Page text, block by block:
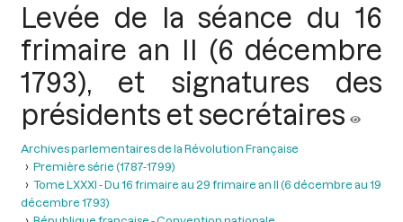
Levée de la séance du 16
frimaire an II (6 décembre
1793), et signatures des
présidents et secrétaires
Archives parlementaires de la Révolution Française
Première série (1787-1799)
Tome LXXXI - Du 16 frimaire au 29 frimaire an II (6 décembre au 19
décembre 1793)